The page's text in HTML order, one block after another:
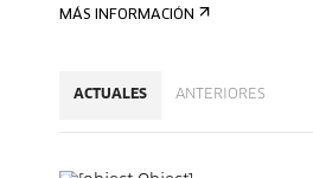
MÁS INFORMACIÓN
ACTUALES ANTERIORES